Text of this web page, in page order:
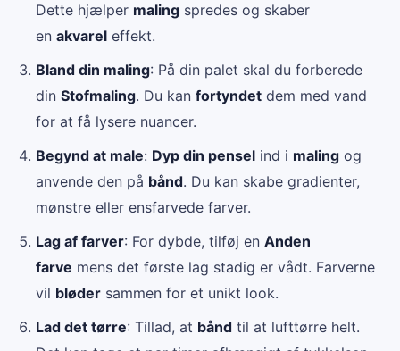
Dette hjælper maling spredes og skaber
en akvarel effekt.
Bland din maling: På din palet skal du forberede
din Stofmaling. Du kan fortyndet dem med vand
for at få lysere nuancer.
Begynd at male: Dyp din pensel ind i maling og
anvende den på bånd. Du kan skabe gradienter,
mønstre eller ensfarvede farver.
Lag af farver: For dybde, tilføj en Anden
farve mens det første lag stadig er vådt. Farverne
vil bløder sammen for et unikt look.
Lad det tørre: Tillad, at bånd til at lufttørre helt.